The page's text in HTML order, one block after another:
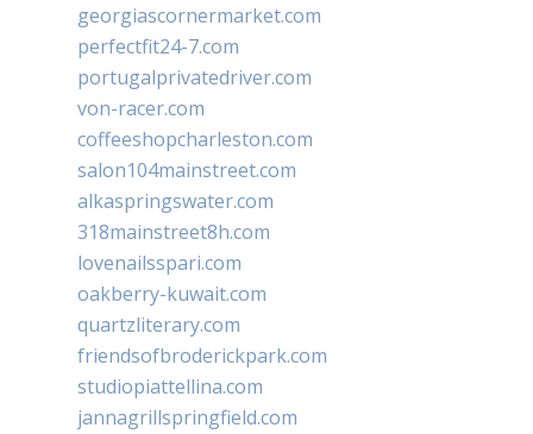
georgiascornermarket.com
perfectfit24-7.com
portugalprivatedriver.com
von-racer.com
coffeeshopcharleston.com
salon104mainstreet.com
alkaspringswater.com
318mainstreet8h.com
lovenailsspari.com
oakberry-kuwait.com
quartzliterary.com
friendsofbroderickpark.com
studiopiattellina.com
jannagrillspringfield.com